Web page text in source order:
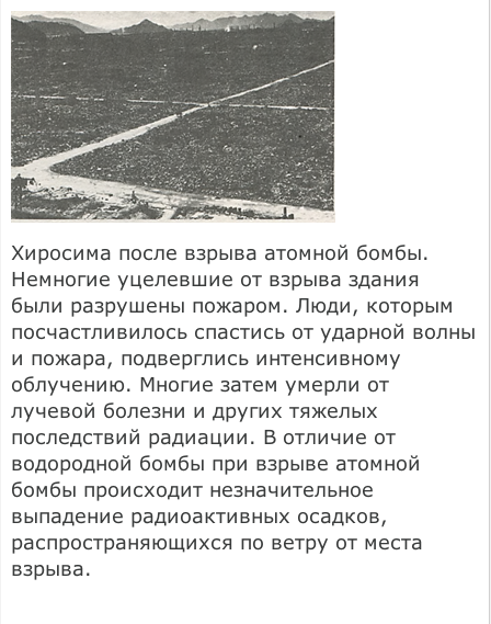
Хиросима после взрыва атомной бомбы.
Немногие уцелевшие от взрыва здания
были разрушены пожаром. Люди, которым
посчастливилось спастись от ударной волны
и пожара, подверглись интенсивному
облучению. Многие затем умерли от
лучевой болезни и других тяжелых
последствий радиации. В отличие от
водородной бомбы при взрыве атомной
бомбы происходит незначительное
выпадение радиоактивных осадков,
распространяющихся по ветру от места
взрыва.